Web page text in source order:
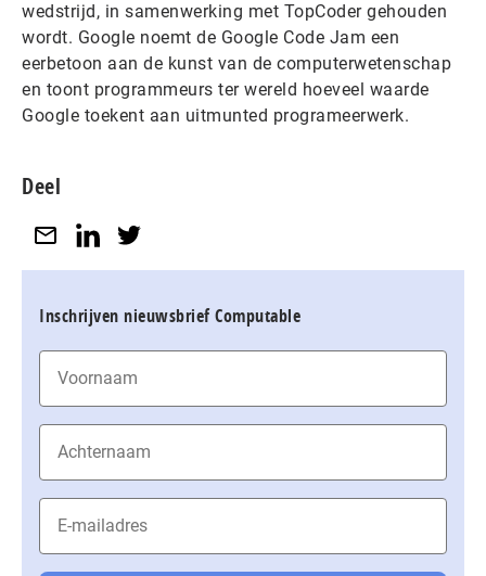
wedstrijd, in samenwerking met TopCoder gehouden
wordt. Google noemt de Google Code Jam een
eerbetoon aan de kunst van de computerwetenschap
en toont programmeurs ter wereld hoeveel waarde
Google toekent aan uitmunted programeerwerk.
Deel
Inschrijven nieuwsbrief Computable